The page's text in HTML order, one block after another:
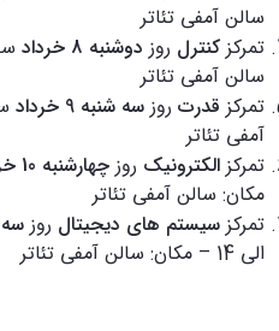
سالن آمفی تئاتر
تمرکزکنترل روز دوشنبه 8 خرداد
سالن آمفی تئاتر
تمرکز قدرت روزسه شنبه 9 خرداد
آمفی تئاتر
تمرکزالکترونیک روزچهارشنبه 10 خرداد
مکان: سالن آمفی تئاتر
تمرکزسیستم های دیجیتال روزسه
الی 14 – مکان: سالن آمفی تئاتر